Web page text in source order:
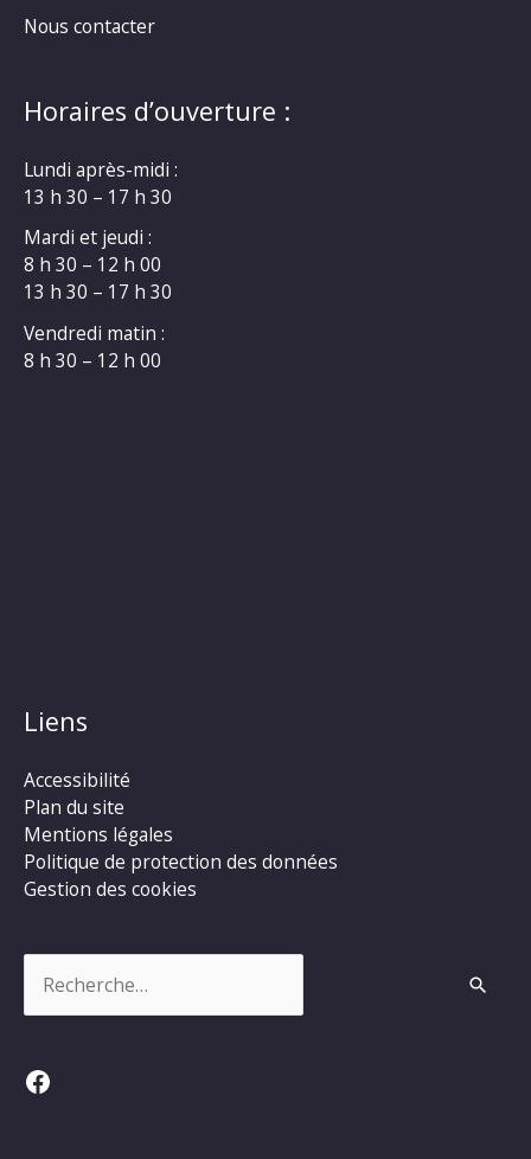
Nous contacter
Horaires d’ouverture :
Lundi après-midi :
13 h 30 – 17 h 30
Mardi et jeudi :
8 h 30 – 12 h 00
13 h 30 – 17 h 30
Vendredi matin :
8 h 30 – 12 h 00
Liens
Accessibilité
Plan du site
Mentions légales
Politique de protection des données
Gestion des cookies
Facebook